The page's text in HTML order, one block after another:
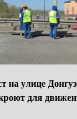
на улице
для